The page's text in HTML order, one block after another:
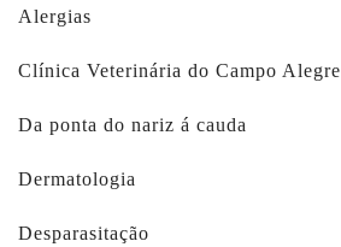
Alergias
Clínica Veterinária do Campo Alegre
Da ponta do nariz á cauda
Dermatologia
Desparasitação